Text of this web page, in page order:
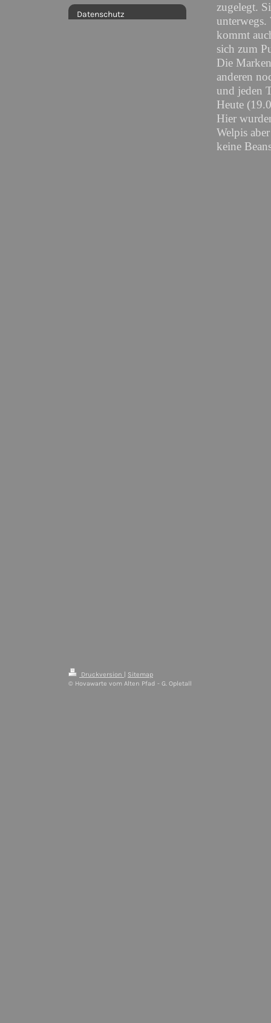
Datenschutz
zugelegt.
unterwegs.
kommt
sich zum
Die
anderen
und jeden
Heute
Hier
Welpis
keine
Druckversion | Sitemap
© Hovawarte vom Alten Pfad - G. Opletall